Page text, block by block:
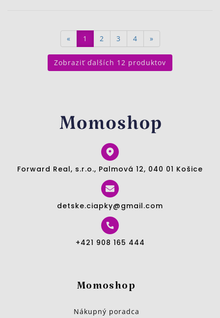
« 1 2 3 4 »
Zobraziť ďalších 12 produktov
Forward Real, s.r.o., Palmová 12, 040 01 Košice
detske.ciapky@gmail.com
+421 908 165 444
Momoshop
Nákupný poradca